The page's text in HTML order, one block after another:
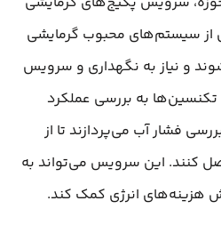
از سیستم‌های محبوب گرمایشی
و نیاز به نگهداری و سرویس
تکنسین‌ها به بررسی عملکرد
فشار آب می‌پردازند تا از
کنند. این سرویس می‌تواند به
هزینه‌های انرژی کمک کند.